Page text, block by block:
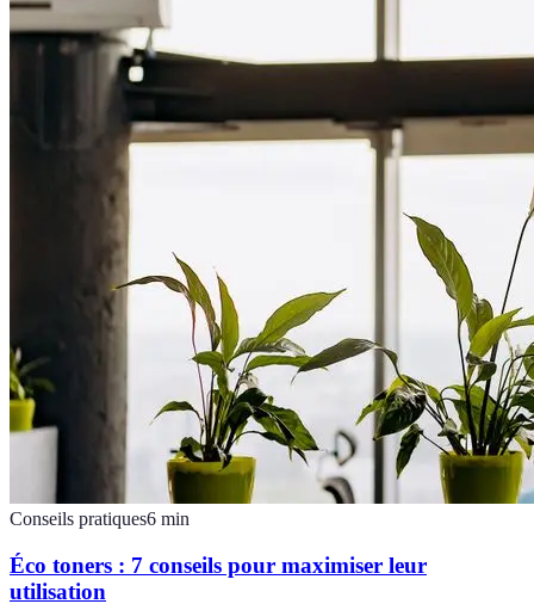
Conseils pratiques6 min
Éco toners : 7 conseils pour maximiser leur
utilisation